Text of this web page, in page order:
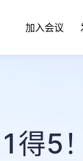
加入会议
5！